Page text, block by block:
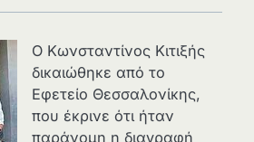
Ο Κωνσταντίνος Κιτιξής
δικαιώθηκε από το
Εφετείο Θεσσαλονίκης,
που έκρινε ότι ήταν
παράνομη η διαγραφή